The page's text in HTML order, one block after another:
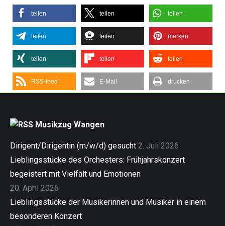
teilen teilen teilen
teilen teilen merken
teilen teilen teilen
RSS-feed E-Mail drucken
Musikzug Wangen
Dirigent/Dirigentin (m/w/d) gesucht 2. Juli 2026
Lieblingsstücke des Orchesters: Frühjahrskonzert
begeistert mit Vielfalt und Emotionen
20. April 2026
Lieblingsstücke der Musikerinnen und Musiker in einem
besonderen Konzert